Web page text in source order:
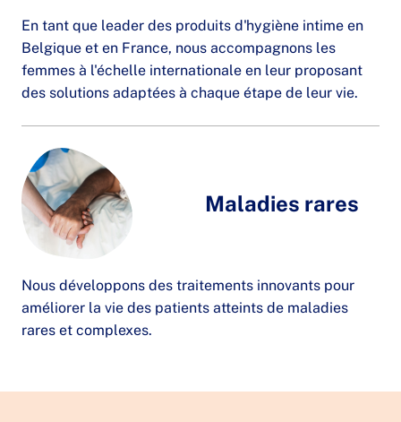
En tant que leader des produits d'hygiène intime en
Belgique et en France, nous accompagnons les
femmes à l'échelle internationale en leur proposant
des solutions adaptées à chaque étape de leur vie.
Maladies rares
Nous développons des traitements innovants pour
améliorer la vie des patients atteints de maladies
rares et complexes.